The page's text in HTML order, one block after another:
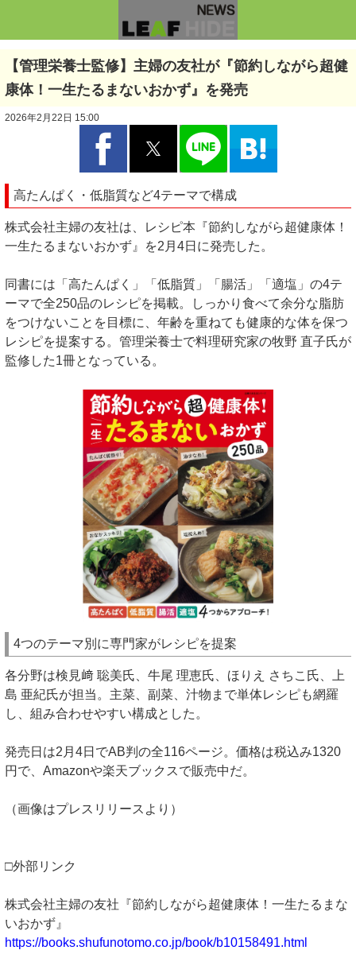
【管理栄養士監修】主婦の友社が『節約しながら超健
康体！一生たるまないおかず』を発売
2026年2月22日 15:00
高たんぱく・低脂質など4テーマで構成
株式会社主婦の友社は、レシピ本『節約しながら超健康体！
一生たるまないおかず』を2月4日に発売した。
同書には「高たんぱく」「低脂質」「腸活」「適塩」の4テ
ーマで全250品のレシピを掲載。しっかり食べて余分な脂肪
をつけないことを目標に、年齢を重ねても健康的な体を保つ
レシピを提案する。管理栄養士で料理研究家の牧野 直子氏が
監修した1冊となっている。
4つのテーマ別に専門家がレシピを提案
各分野は検見﨑 聡美氏、牛尾 理恵氏、ほりえ さちこ氏、上
島 亜紀氏が担当。主菜、副菜、汁物まで単体レシピも網羅
し、組み合わせやすい構成とした。
発売日は2月4日でAB判の全116ページ。価格は税込み1320
円で、Amazonや楽天ブックスで販売中だ。
（画像はプレスリリースより）
□外部リンク
株式会社主婦の友社『節約しながら超健康体！一生たるまな
いおかず』
https://books.shufunotomo.co.jp/book/b10158491.html